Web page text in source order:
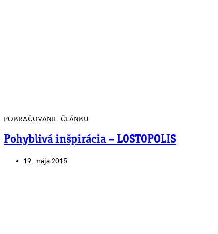
POKRAČOVANIE ČLÁNKU
Pohyblivá inšpirácia – LOSTOPOLIS
19. mája 2015